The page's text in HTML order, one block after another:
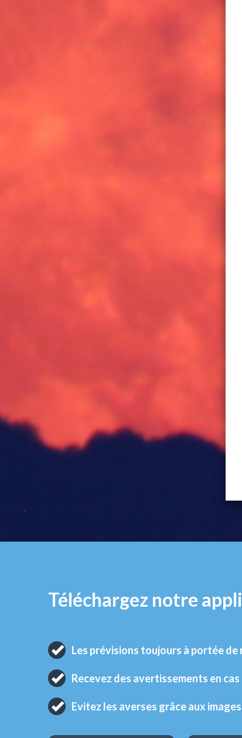
Téléchargez notre
Les prévisions toujours à portée de
Recevez des avertissements en
Evitez les averses grâce aux